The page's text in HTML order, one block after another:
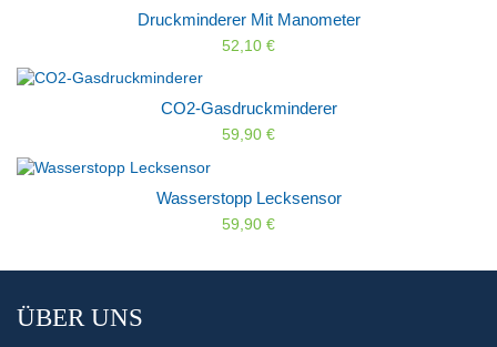
Druckminderer Mit Manometer
52,10 €
CO2-Gasdruckminderer
59,90 €
Wasserstopp Lecksensor
59,90 €
ÜBER UNS